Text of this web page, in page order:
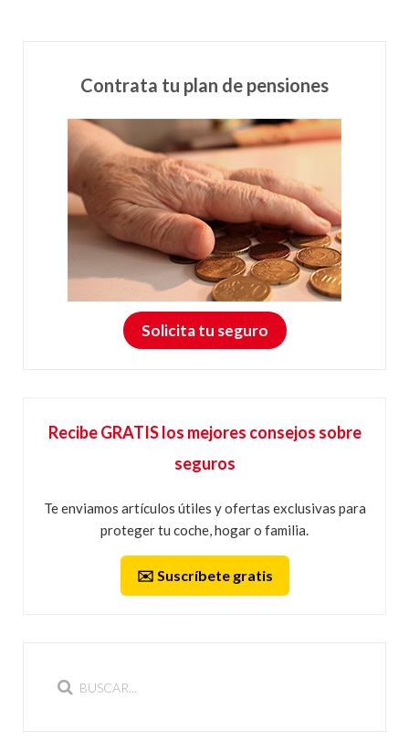
Contrata tu plan de pensiones
Solicita tu seguro
Recibe GRATIS los mejores consejos sobre
seguros
Te enviamos artículos útiles y ofertas exclusivas para
proteger tu coche, hogar o familia.
✉️ Suscríbete gratis